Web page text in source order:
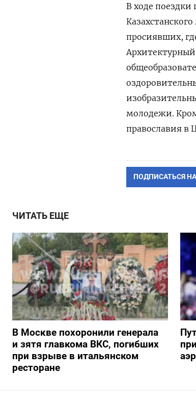
В ходе поездки
просиявших,
Архитектурный
молодежи.
православия в
ПОДПИСАТЬСЯ
ЧИТАТЬ ЕЩЕ
В Москве похоронили генерала
и зятя главкома ВКС, погибших
при взрыве в итальянском
ресторане